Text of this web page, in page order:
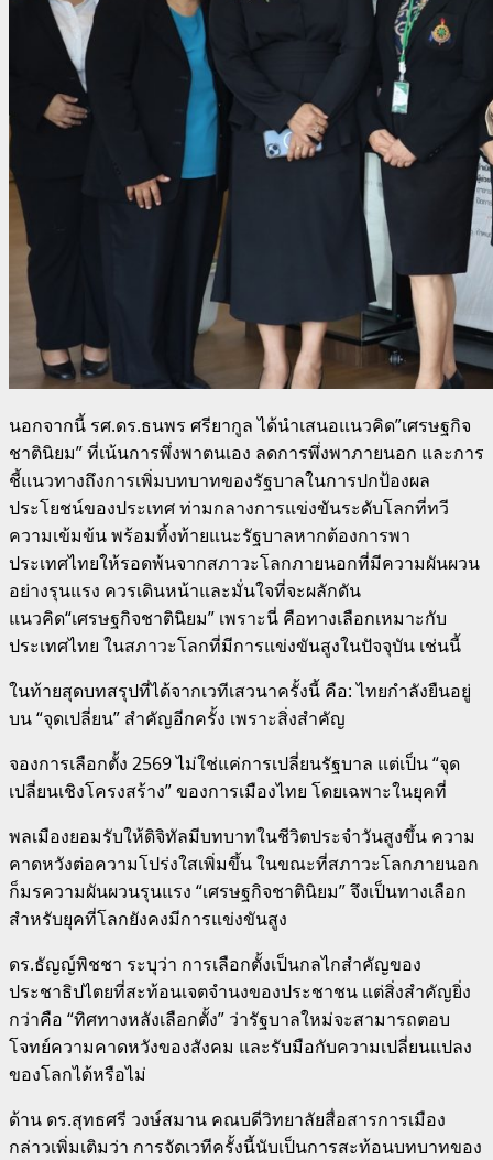
นอกจากนี้ รศ.ดร.ธนพร ศรียากูล ได้นำเสนอแนวคิด”เศรษฐกิจ
ชาตินิยม” ที่เน้นการพึ่งพาตนเอง ลดการพึ่งพาภายนอก และการ
ชี้แนวทางถึงการเพิ่มบทบาทของรัฐบาลในการปกป้องผล
ประโยชน์ของประเทศ ท่ามกลางการแข่งขันระดับโลกที่ทวี
ความเข้มข้น พร้อมทิ้งท้ายแนะรัฐบาลหากต้องการพา
ประเทศไทยให้รอดพ้นจากสภาวะโลกภายนอกที่มีความผันผวน
อย่างรุนแรง ควรเดินหน้าและมั่นใจที่จะผลักดัน
แนวคิด“เศรษฐกิจชาตินิยม” เพราะนี่ คือทางเลือกเหมาะกับ
ประเทศไทย ในสภาวะโลกที่มีการแข่งขันสูงในปัจจุบัน เช่นนี้
ในท้ายสุดบทสรุปที่ได้จากเวทีเสวนาครั้งนี้ คือ: ไทยกำลังยืนอยู่
บน “จุดเปลี่ยน” สำคัญอีกครั้ง เพราะสิ่งสำคัญ
จองการเลือกตั้ง 2569 ไม่ใช่แค่การเปลี่ยนรัฐบาล แต่เป็น “จุด
เปลี่ยนเชิงโครงสร้าง” ของการเมืองไทย โดยเฉพาะในยุคที่
พลเมืองยอมรับให้ดิจิทัลมีบทบาทในชีวิตประจำวันสูงขึ้น ความ
คาดหวังต่อความโปร่งใสเพิ่มขึ้น ในขณะที่สภาวะโลกภายนอก
ก็มรความผันผวนรุนแรง “เศรษฐกิจชาตินิยม” จึงเป็นทางเลือก
สำหรับยุคที่โลกยังคงมีการแข่งขันสูง
ดร.ธัญญ์พิชชา ระบุว่า การเลือกตั้งเป็นกลไกสำคัญของ
ประชาธิปไตยที่สะท้อนเจตจำนงของประชาชน แต่สิ่งสำคัญยิ่ง
กว่าคือ “ทิศทางหลังเลือกตั้ง” ว่ารัฐบาลใหม่จะสามารถตอบ
โจทย์ความคาดหวังของสังคม และรับมือกับความเปลี่ยนแปลง
ของโลกได้หรือไม่
ด้าน ดร.สุทธศรี วงษ์สมาน คณบดีวิทยาลัยสื่อสารการเมือง
กล่าวเพิ่มเติมว่า การจัดเวทีครั้งนี้นับเป็นการสะท้อนบทบาทของ